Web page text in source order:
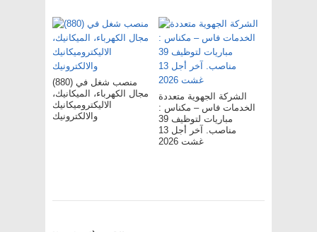
(880) منصب شغل في
مجال الكهرباء، الميكانيك،
الاليكتروميكانيك
والالكترونيك
الشركة الجهوية متعددة
الخدمات فاس – مکناس :
مباريات لتوظيف 39
مناصب. آخر أجل 13
غشت 2026